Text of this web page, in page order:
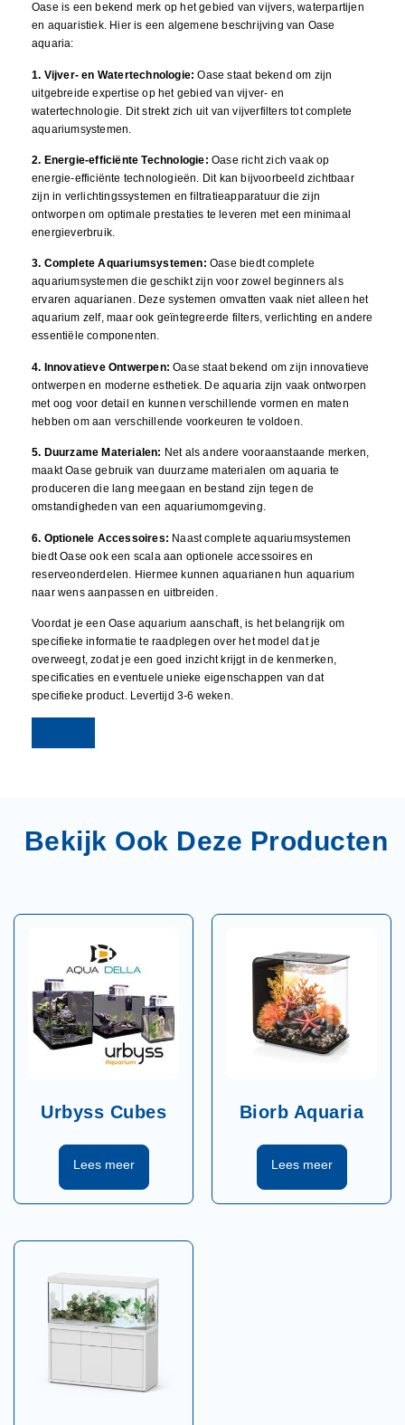
Oase is een bekend merk op het gebied van vijvers, waterpartijen
en aquaristiek. Hier is een algemene beschrijving van Oase
aquaria:
1. Vijver- en Watertechnologie: Oase staat bekend om zijn
uitgebreide expertise op het gebied van vijver- en
watertechnologie. Dit strekt zich uit van vijverfilters tot complete
aquariumsystemen.
2. Energie-efficiënte Technologie: Oase richt zich vaak op
energie-efficiënte technologieën. Dit kan bijvoorbeeld zichtbaar
zijn in verlichtingssystemen en filtratieapparatuur die zijn
ontworpen om optimale prestaties te leveren met een minimaal
energieverbruik.
3. Complete Aquariumsystemen: Oase biedt complete
aquariumsystemen die geschikt zijn voor zowel beginners als
ervaren aquarianen. Deze systemen omvatten vaak niet alleen het
aquarium zelf, maar ook geïntegreerde filters, verlichting en andere
essentiële componenten.
4. Innovatieve Ontwerpen: Oase staat bekend om zijn innovatieve
ontwerpen en moderne esthetiek. De aquaria zijn vaak ontworpen
met oog voor detail en kunnen verschillende vormen en maten
hebben om aan verschillende voorkeuren te voldoen.
5. Duurzame Materialen: Net als andere vooraanstaande merken,
maakt Oase gebruik van duurzame materialen om aquaria te
produceren die lang meegaan en bestand zijn tegen de
omstandigheden van een aquariumomgeving.
6. Optionele Accessoires: Naast complete aquariumsystemen
biedt Oase ook een scala aan optionele accessoires en
reserveonderdelen. Hiermee kunnen aquarianen hun aquarium
naar wens aanpassen en uitbreiden.
Voordat je een Oase aquarium aanschaft, is het belangrijk om
specifieke informatie te raadplegen over het model dat je
overweegt, zodat je een goed inzicht krijgt in de kenmerken,
specificaties en eventuele unieke eigenschappen van dat
specifieke product. Levertijd 3-6 weken.
Urbyss Cubes Biorb Aquaria